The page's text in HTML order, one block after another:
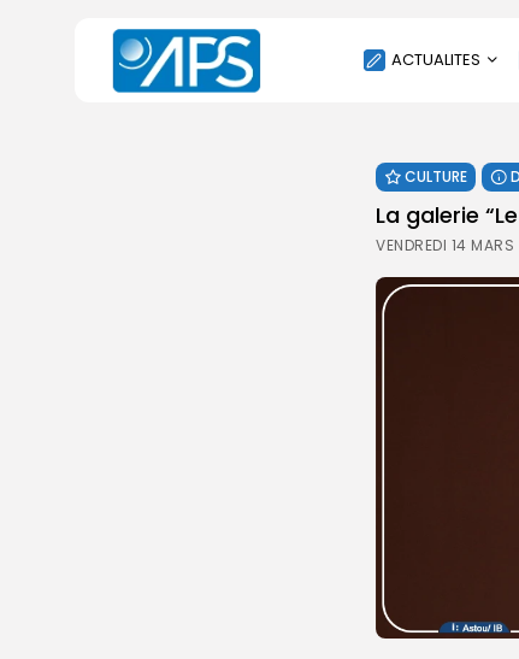
ACTUALITES
SOCIÉTÉ
ÉCONOMIE
CULTURE
SPORT
CULTURE
La galerie
VENDREDI 14